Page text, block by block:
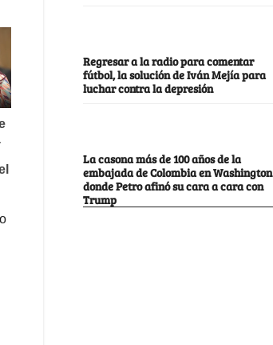
Regresar a la radio para comentar
fútbol, la solución de Iván Mejía para
luchar contra la depresión
La casona más de 100 años de la
embajada de Colombia en Washington
donde Petro afinó su cara a cara con
Trump